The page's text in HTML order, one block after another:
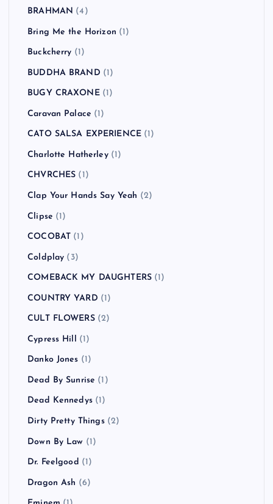
BRAHMAN (4)
Bring Me the Horizon (1)
Buckcherry (1)
BUDDHA BRAND (1)
BUGY CRAXONE(1)
Caravan Palace (1)
CATO SALSA EXPERIENCE (1)
Charlotte Hatherley(1)
CHVRCHES (1)
Clap Your Hands Say Yeah (2)
Clipse (1)
COCOBAT (1)
Coldplay (3)
COMEBACK MY DAUGHTERS (1)
COUNTRY YARD (1)
CULT FLOWERS(2)
Cypress Hill (1)
Danko Jones (1)
Dead By Sunrise (1)
Dead Kennedys(1)
Dirty Pretty Things(2)
Down By Law (1)
Dr. Feelgood (1)
Dragon Ash (6)